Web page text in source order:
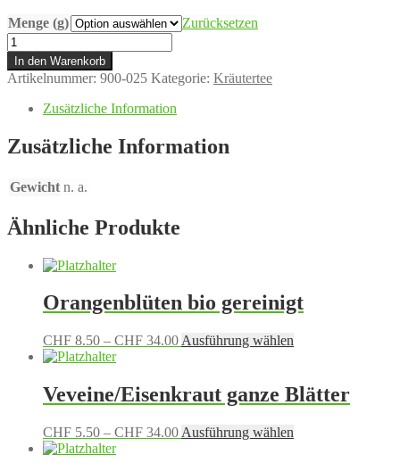
Menge (g)
Zurücksetzen
Hagebutten
Menge
In den Warenkorb
Artikelnummer: 900-025 Kategorie: Kräutertee
Zusätzliche Information
Zusätzliche Information
Gewicht n. a.
Ähnliche Produkte
Orangenblüten bio gereinigt
CHF 8.50 – CHF 34.00Preisspanne:
CHF 34.00
Ausführung wählen
mehrere
Varianten
Die
Veveine/Eisenkraut ganze Blätter
CHF 5.50 – CHF 34.00Preisspanne:
Ausführung wählen